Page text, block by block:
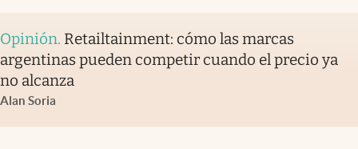
Opinión. Retailtainment: cómo las marcas
argentinas pueden competir cuando el precio ya
no alcanza
Alan Soria